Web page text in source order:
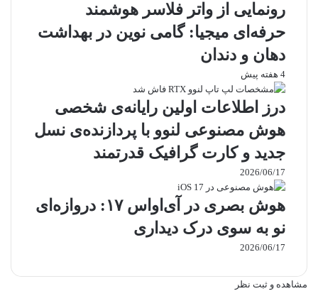
رونمایی از واتر فلاسر هوشمند
حرفه‌ای میجیا: گامی نوین در بهداشت
دهان و دندان
4 هفته پیش
درز اطلاعات اولین رایانه‌ی شخصی
هوش مصنوعی لنوو با پردازنده‌ی نسل
جدید و کارت گرافیک قدرتمند
2026/06/17
هوش بصری در آی‌او‌اس ۱۷: دروازه‌ای
نو به سوی درک دیداری
2026/06/17
مشاهده و ثبت نظر